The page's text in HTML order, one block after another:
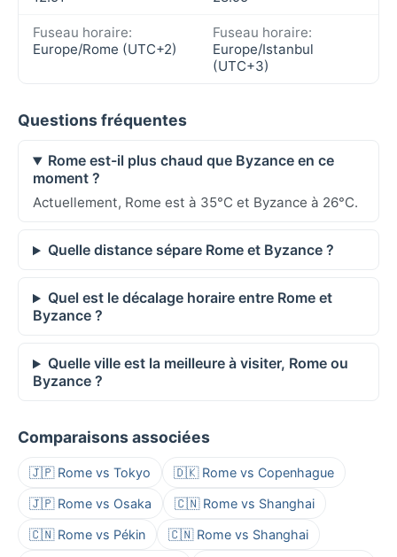
Fuseau horaire:
Europe/Rome (UTC+2)
Fuseau horaire:
Europe/Istanbul
(UTC+3)
Questions fréquentes
Rome est-il plus chaud que Byzance en ce
moment ?
Actuellement, Rome est à 35°C et Byzance à 26°C.
Quelle distance sépare Rome et Byzance ?
Quel est le décalage horaire entre Rome et
Byzance ?
Quelle ville est la meilleure à visiter, Rome ou
Byzance ?
Comparaisons associées
🇯🇵 Rome vs Tokyo 🇩🇰 Rome vs Copenhague
🇯🇵 Rome vs Osaka 🇨🇳 Rome vs Shanghai
🇨🇳 Rome vs Pékin 🇨🇳 Rome vs Shanghai